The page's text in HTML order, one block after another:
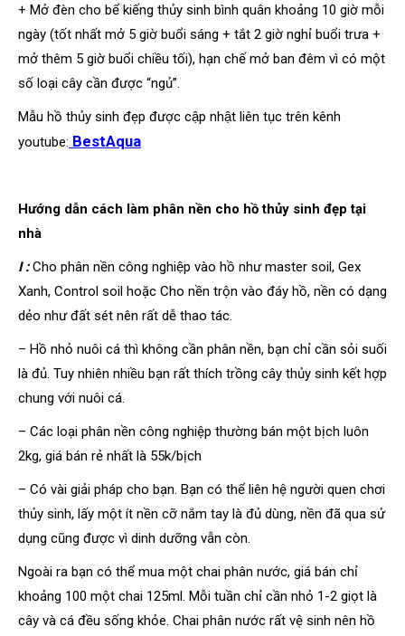
+ Mở đèn cho bể kiếng thủy sinh bình quân khoảng 10 giờ mỗi
ngày (tốt nhất mở 5 giờ buổi sáng + tắt 2 giờ nghỉ buổi trưa +
mở thêm 5 giờ buổi chiều tối), hạn chế mở ban đêm vì có một
số loại cây cần được “ngủ”.
Mẫu hồ thủy sinh đẹp được cập nhật liên tục trên kênh
youtube: BestAqua
Hướng dẫn cách làm phân nền cho hồ thủy sinh đẹp tại
nhà
I :Cho phân nền công nghiệp vào hồ như master soil, Gex
Xanh, Control soil hoặc Cho nền trộn vào đáy hồ, nền có dạng
dẻo như đất sét nên rất dễ thao tác.
– Hồ nhỏ nuôi cá thì không cần phân nền, bạn chỉ cần sỏi suối
là đủ. Tuy nhiên nhiều bạn rất thích trồng cây thủy sinh kết hợp
chung với nuôi cá.
– Các loại phân nền công nghiệp thường bán một bịch luôn
2kg, giá bán rẻ nhất là 55k/bịch
– Có vài giải pháp cho bạn. Bạn có thể liên hệ người quen chơi
thủy sinh, lấy một ít nền cỡ nắm tay là đủ dùng, nền đã qua sử
dụng cũng được vì dinh dưỡng vẫn còn.
Ngoài ra bạn có thể mua một chai phân nước, giá bán chỉ
khoảng 100 một chai 125ml. Mỗi tuần chỉ cần nhỏ 1-2 giọt là
cây và cá đều sống khỏe. Chai phân nước rất vệ sinh nên hồ